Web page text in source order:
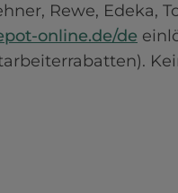
Rewe, Edeka,
online.de/de